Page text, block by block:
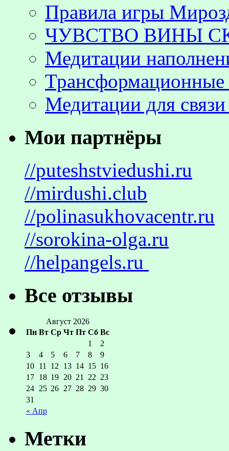
Правила игры
ЧУВСТВО ВИНЫ
Медитации
Трансформационные
Медитации для
Мои партнёры
//puteshstviedushi.ru
//mirdushi.club
//polinasukhovacentr.ru
//sorokina-olga.ru
//helpangels.ru
Все отзывы
Август 2026
Пн Вт Ср Чт Пт Сб Вс
« Апр
1
2
3
4 5 6 7 8
9
10 11 12 13 14 15 16
17 18 19 20 21 22 23
24 25 26 27 28 29 30
31
Метки